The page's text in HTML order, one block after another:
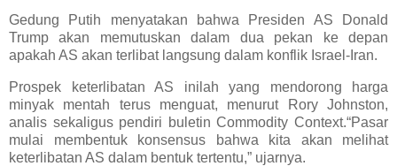
Gedung Putih menyatakan bahwa Presiden AS Donald
Trump akan memutuskan dalam dua pekan ke depan
apakah AS akan terlibat langsung dalam konflik Israel-Iran.
Prospek keterlibatan AS inilah yang mendorong harga
minyak mentah terus menguat, menurut Rory Johnston,
analis sekaligus pendiri buletin Commodity Context.“Pasar
mulai membentuk konsensus bahwa kita akan melihat
keterlibatan AS dalam bentuk tertentu,” ujarnya.